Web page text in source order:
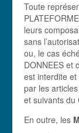
Toute
leurs
sans
ou, le cas
DONNEES et
est interdite
par les
et suivants du
En outre, les